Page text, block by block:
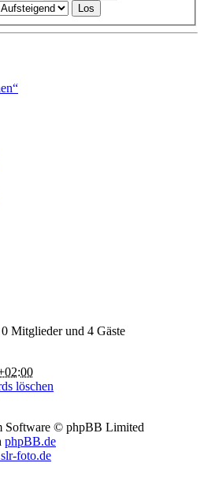
Mitglieder und 4 Gäste
löschen
Software © phpBB Limited
phpBB.de
foto.de